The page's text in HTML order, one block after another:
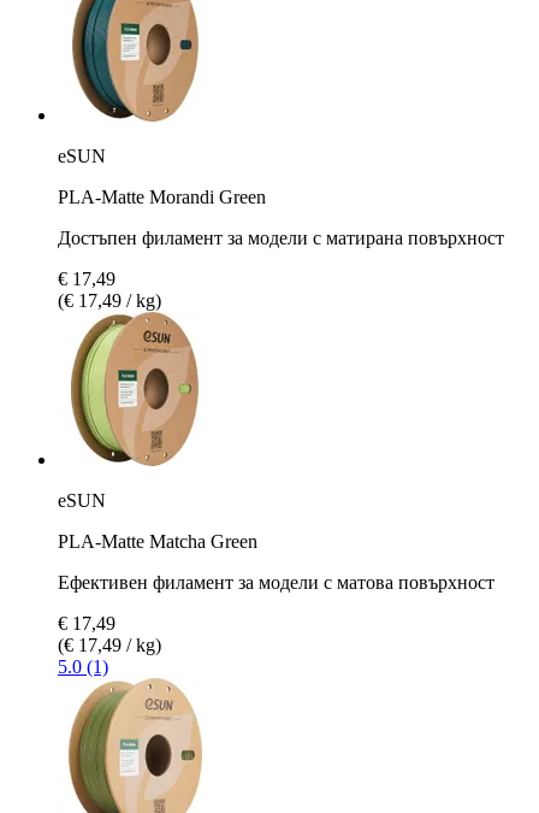
eSUN
PLA-Matte Morandi Green
Достъпен филамент за модели с матирана повърхност
€ 17,49
(€ 17,49 / kg)
eSUN
PLA-Matte Matcha Green
Ефективен филамент за модели с матова повърхност
€ 17,49
(€ 17,49 / kg)
5.0 (1)